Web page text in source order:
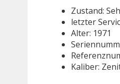
Zustand:
letzter
Alter: 1971
Kaliber: